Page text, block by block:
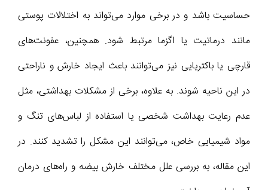
حساسیت باشد و در برخی موارد می‌تواند به اختلالات پوستی
مانند درماتیت یا اگزما مرتبط شود. همچنین، عفونت‌های
قارچی یا باکتریایی نیز می‌توانند باعث ایجاد خارش و ناراحتی
در این ناحیه شوند. به علاوه، برخی از مشکلات بهداشتی، مثل
عدم رعایت بهداشت شخصی یا استفاده از لباس‌های تنگ و
مواد شیمیایی خاص، می‌توانند این مشکل را تشدید کنند. در
این مقاله، به بررسی علل مختلف خارش بیضه و راه‌های درمان